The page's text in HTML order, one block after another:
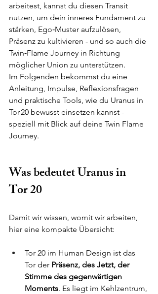
arbeitest, kannst du diesen Transit
nutzen, um dein inneres Fundament zu
stärken, Ego‑Muster aufzulösen,
Präsenz zu kultivieren - und so auch die
Twin‑Flame Journey in Richtung
möglicher Union zu unterstützen.
Im Folgenden bekommst du eine
Anleitung, Impulse, Reflexionsfragen
und praktische Tools, wie du Uranus in
Tor 20 bewusst einsetzen kannst -
speziell mit Blick auf deine Twin Flame
Journey.
Was bedeutet Uranus in
Tor 20
Damit wir wissen, womit wir arbeiten,
hier eine kompakte Übersicht:
Tor 20 im Human Design ist das
Tor der Präsenz, des Jetzt, der
Stimme des gegenwärtigen
Moments. Es liegt im Kehlzentrum,